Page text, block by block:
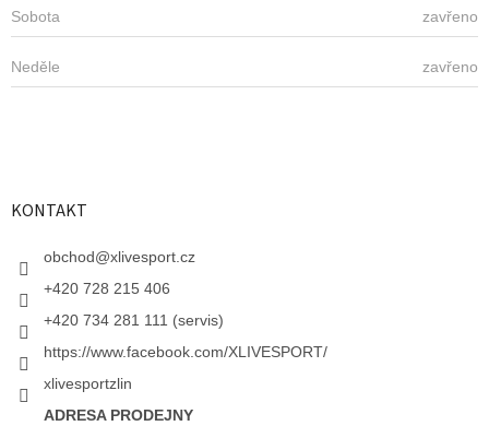
Sobota zavřeno
Neděle zavřeno
KONTAKT
obchod@xlivesport.cz
+420 728 215 406
+420 734 281 111 (servis)
https://www.facebook.com/XLIVESPORT/
xlivesportzlin
ADRESA PRODEJNY